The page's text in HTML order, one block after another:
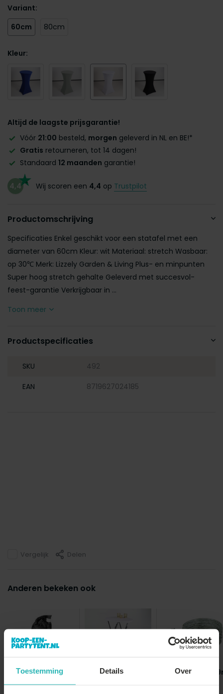
Toestemming Details Over
Variant:
60cm
80cm
Kleur:
Altijd de laagste prijsgarantie!
Vóór 21:00 besteld, morgen geleverd in NL en BE!*
Gratis retourneren, tot 14 dagen!
Standaard 12 maanden garantie!
4,4 Wij scoren een 4,4 op Trustpilot
Productomschrijving
Specificaties Enkel geschikt voor een statafel met een
diameter van 60cm Kleur: wit Materiaal: stretch Wasbaar:
op 30℃ Merk: Lizzely Garden & Living Plus- en minpunten
Super hoog stretch gehalte Geleverd met succesvol-
feest-garantie Verkrijgbaar in ...
Toon meer
Productspecificaties
SKU 492
EAN 8719627024185
Vergelijk Delen
Anderen bekeken ook
Gewichtzak
Lichtslang LED